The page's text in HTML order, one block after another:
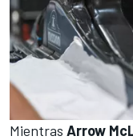
Mientras Arrow